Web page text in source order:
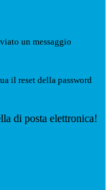
un messaggio
il reset della password
di posta elettronica!